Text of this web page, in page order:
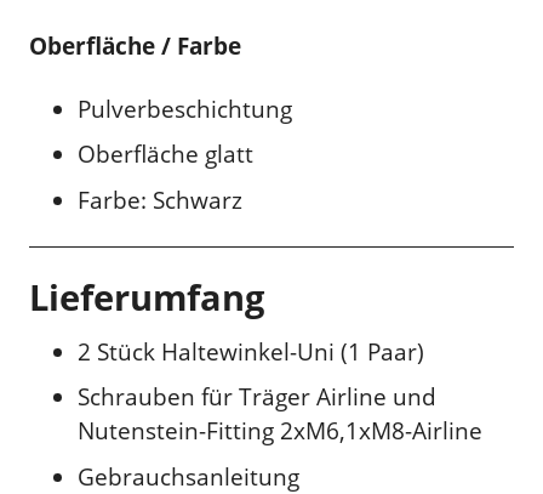
Oberfläche / Farbe
Pulverbeschichtung
Oberfläche glatt
Farbe: Schwarz
Lieferumfang
2 Stück Haltewinkel-Uni (1 Paar)
Schrauben für Träger Airline und
Nutenstein-Fitting 2xM6,1xM8-Airline
Gebrauchsanleitung